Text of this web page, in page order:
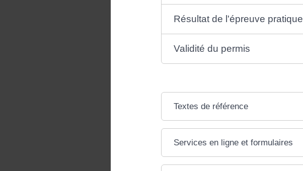
Résultat de l'épreuve pratique
Validité du permis
Textes de référence
Services en ligne et formulaires